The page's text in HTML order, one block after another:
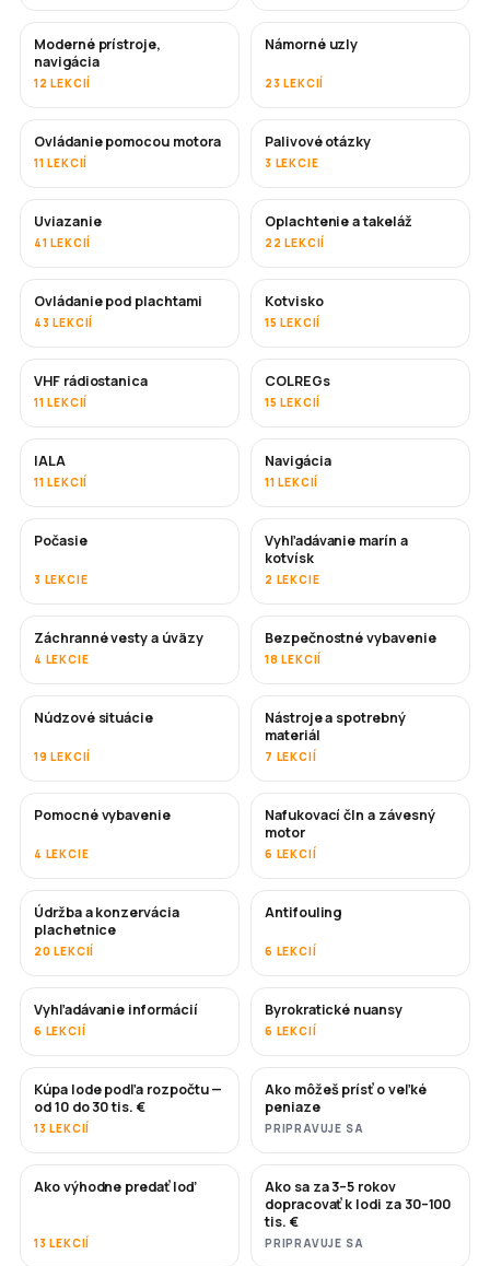
Moderné prístroje,
navigácia
12 LEKCIÍ
Námorné uzly
23 LEKCIÍ
Ovládanie pomocou motora
11 LEKCIÍ
Palivové otázky
3 LEKCIE
Uviazanie
41 LEKCIÍ
Oplachtenie a takeláž
22 LEKCIÍ
Ovládanie pod plachtami
43 LEKCIÍ
Kotvisko
15 LEKCIÍ
VHF rádiostanica
11 LEKCIÍ
COLREGs
15 LEKCIÍ
IALA
11 LEKCIÍ
Navigácia
11 LEKCIÍ
Počasie
3 LEKCIE
Vyhľadávanie marín a
kotvísk
2 LEKCIE
Záchranné vesty a úväzy
4 LEKCIE
Bezpečnostné vybavenie
18 LEKCIÍ
Núdzové situácie
19 LEKCIÍ
Nástroje a spotrebný
materiál
7 LEKCIÍ
Pomocné vybavenie
4 LEKCIE
Nafukovací čln a závesný
motor
6 LEKCIÍ
Údržba a konzervácia
plachetnice
20 LEKCIÍ
ČOSKORO
Antifouling
6 LEKCIÍ
Vyhľadávanie informácií
6 LEKCIÍ
Byrokratické nuansy
6 LEKCIÍ
ČOSKORO
Kúpa lode podľa rozpočtu —
od 10 do 30 tis. €
13 LEKCIÍ
ČOSKORO
Ako môžeš prísť o veľké
peniaze
PRIPRAVUJE SA
NOVÉ
Ako výhodne predať loď
13 LEKCIÍ
NOVÉ
Ako sa za 3–5 rokov
dopracovať k lodi za 30–100
tis. €
PRIPRAVUJE SA